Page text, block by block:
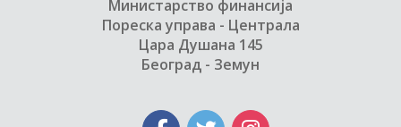
Министарство финансија
Пореска управа - Централа
Цара Душана 145
Београд - Земун